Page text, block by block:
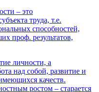
– это
труда, т.е.
способностей,
проф. результатов,
личности, а
над собой, развитие и
качеств.
ростом – старается